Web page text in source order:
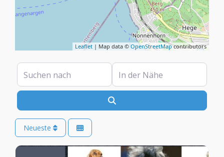
Leaflet | Map data ©OpenStreetMapcontributors
Suchen nach In der Nähe
Neueste